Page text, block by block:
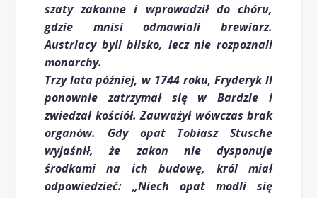
szaty zakonne i wprowadził do chóru,
gdzie mnisi odmawiali brewiarz.
Austriacy byli blisko, lecz nie rozpoznali
monarchy.
Trzy lata później, w 1744 roku, Fryderyk II
ponownie zatrzymał się w Bardzie i
zwiedzał kościół. Zauważył wówczas brak
organów. Gdy opat Tobiasz Stusche
wyjaśnił, że zakon nie dysponuje
środkami na ich budowę, król miał
odpowiedzieć: „Niech opat modli się